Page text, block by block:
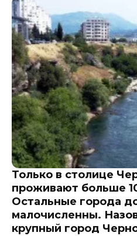
Только в столице
проживают больше
Остальные города
малочисленны.
крупный город